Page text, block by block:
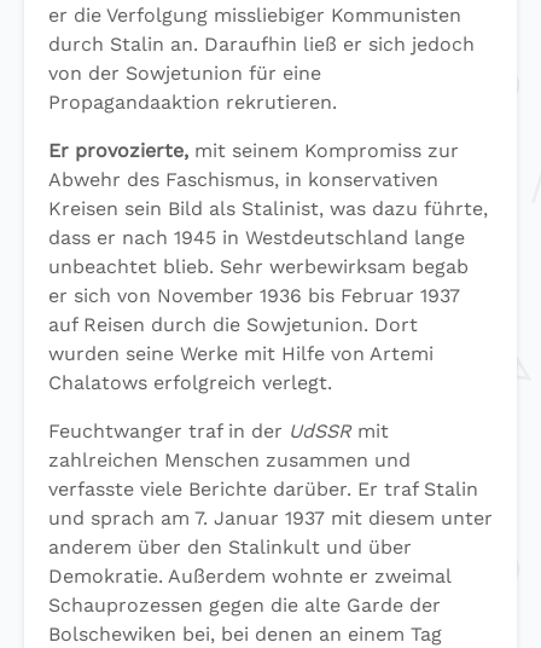
er die Verfolgung missliebiger Kommunisten
durch Stalin an. Daraufhin ließ er sich jedoch
von der Sowjetunion für eine
Propagandaaktion rekrutieren.
Er provozierte, mit seinem Kompromiss zur
Abwehr des Faschismus, in konservativen
Kreisen sein Bild als Stalinist, was dazu führte,
dass er nach 1945 in Westdeutschland lange
unbeachtet blieb. Sehr werbewirksam begab
er sich von November 1936 bis Februar 1937
auf Reisen durch die Sowjetunion. Dort
wurden seine Werke mit Hilfe von Artemi
Chalatows erfolgreich verlegt.
Feuchtwanger traf in der UdSSRmit
zahlreichen Menschen zusammen und
verfasste viele Berichte darüber. Er traf Stalin
und sprach am 7. Januar 1937 mit diesem unter
anderem über den Stalinkult und über
Demokratie. Außerdem wohnte er zweimal
Schauprozessen gegen die alte Garde der
Bolschewiken bei, bei denen an einem Tag